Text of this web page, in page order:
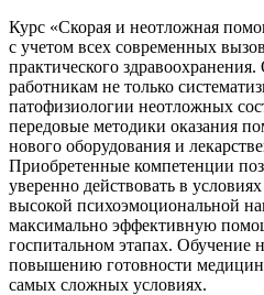
Курс «Скорая и неотложная
с учетом всех современных
практического
работникам не только
патофизиологии неотложных
передовые методики оказания
нового оборудования и
Приобретенные компетенции
уверенно действовать в
высокой психоэмоциональной
максимально эффективную
госпитальном этапах. Обучение
повышению готовности
самых сложных условиях.